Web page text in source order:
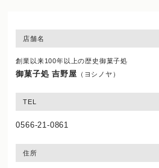
店舗名
創業以来100年以上の歴史御菓子処
御菓子処 吉野屋 （ヨシノヤ）
TEL
0566-21-0861
住所